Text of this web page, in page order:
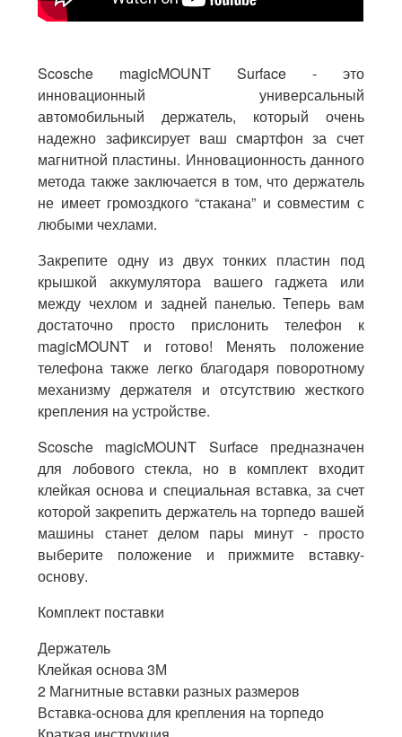
Scosche magicMOUNT Surface - это
инновационный универсальный
автомобильный держатель, который очень
надежно зафиксирует ваш смартфон за счет
магнитной пластины. Инновационность данного
метода также заключается в том, что держатель
не имеет громоздкого “стакана” и совместим с
любыми чехлами.
Закрепите одну из двух тонких пластин под
крышкой аккумулятора вашего гаджета или
между чехлом и задней панелью. Теперь вам
достаточно просто прислонить телефон к
magicMOUNT и готово! Менять положение
телефона также легко благодаря поворотному
механизму держателя и отсутствию жесткого
крепления на устройстве.
Scosche magicMOUNT Surface предназначен
для лобового стекла, но в комплект входит
клейкая основа и специальная вставка, за счет
которой закрепить держатель на торпедо вашей
машины станет делом пары минут - просто
выберите положение и прижмите вставку-
основу.
Комплект поставки
Держатель
Клейкая основа 3М
2 Магнитные вставки разных размеров
Вставка-основа для крепления на торпедо